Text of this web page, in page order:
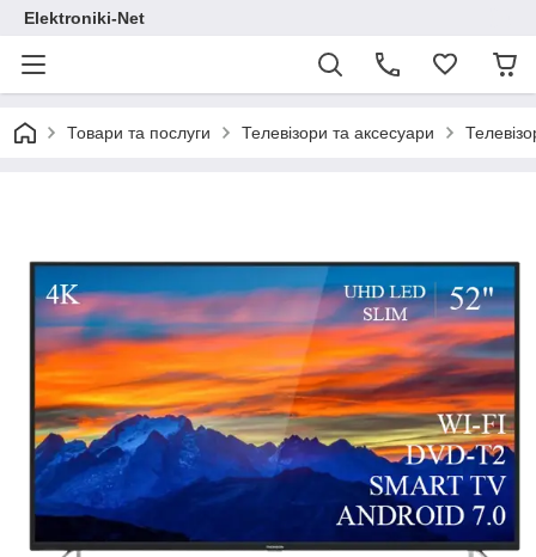
Elektroniki-Net
Товари та послуги Телевізори та аксесуари